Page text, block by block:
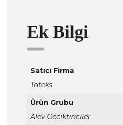
Ek Bilgi
Satıcı Firma
Toteks
Ürün Grubu
Alev Geciktiriciler